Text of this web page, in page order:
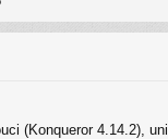
(Konqueror 4.14.2),